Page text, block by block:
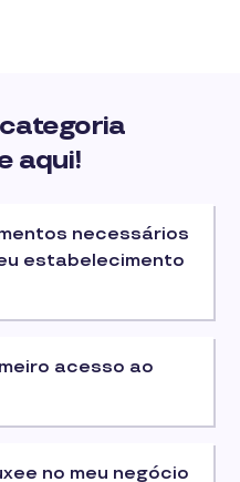
aqui!
necessários
estabelecimento
acesso ao
no meu negócio